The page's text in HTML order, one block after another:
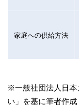
家庭への供給方法
※一般社団法人日本
い」を基に筆者作成